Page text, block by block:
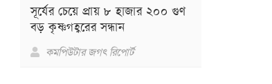
সূর্যের চেয়ে প্রায় ৮ হাজার ২০০ গুণ
বড় কৃষ্ণগহ্বরের সন্ধান
কমপিউটার জগৎ রিপোর্ট